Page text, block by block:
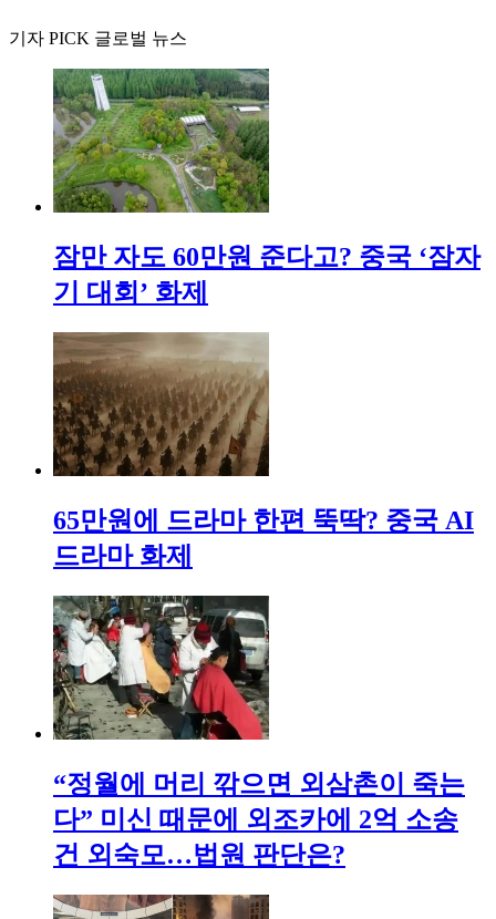
기자 PICK 글로벌 뉴스
잠만 자도 60만원 준다고? 중국 ‘잠자
기 대회’ 화제
65만원에 드라마 한편 뚝딱? 중국 AI
드라마 화제
“정월에 머리 깎으면 외삼촌이 죽는
다” 미신 때문에 외조카에 2억 소송
건 외숙모…법원 판단은?